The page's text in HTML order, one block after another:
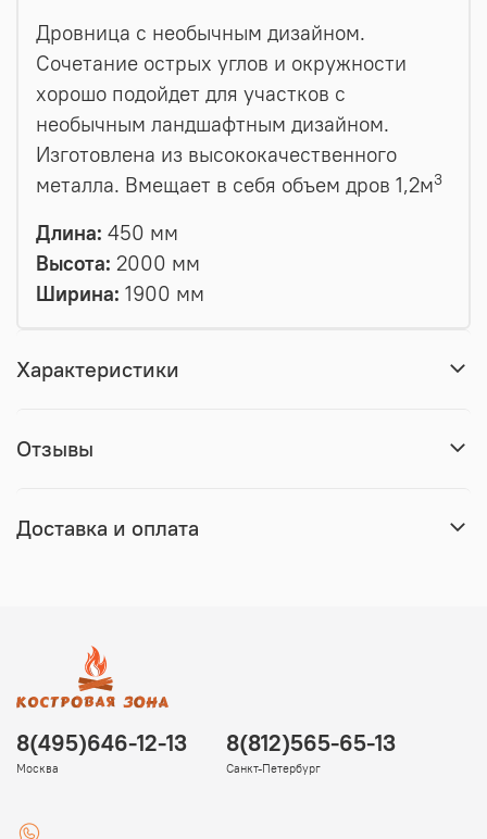
Дровница с необычным дизайном.
Сочетание острых углов и окружности
хорошо подойдет для участков с
необычным ландшафтным дизайном.
Изготовлена из высококачественного
металла. Вмещает в себя объем дров 1,2м3
Длина: 450 мм
Высота: 2000 мм
Ширина: 1900 мм
Характеристики
Отзывы
Доставка и оплата
8(495)646-12-13
Москва
8(812)565-65-13
Санкт-Петербург